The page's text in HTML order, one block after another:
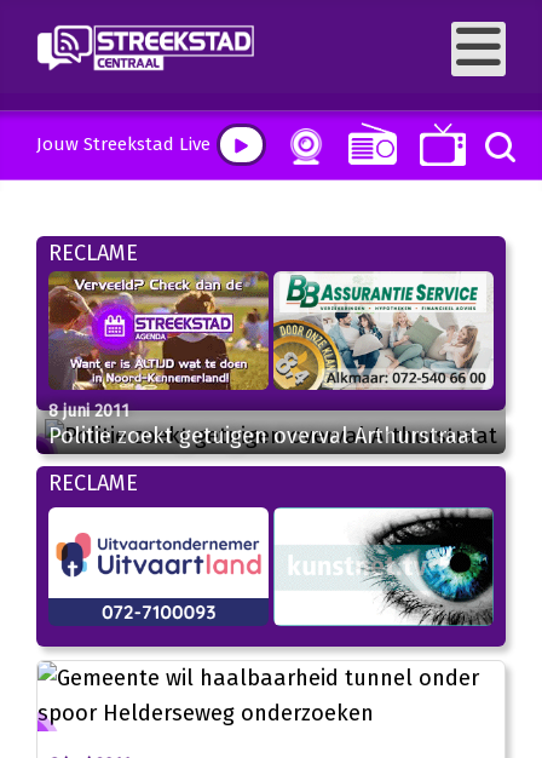
Jouw Streekstad Live
RECLAME
8 juni 2011
Politie zoekt getuigen overval Arthurstraat
RECLAME